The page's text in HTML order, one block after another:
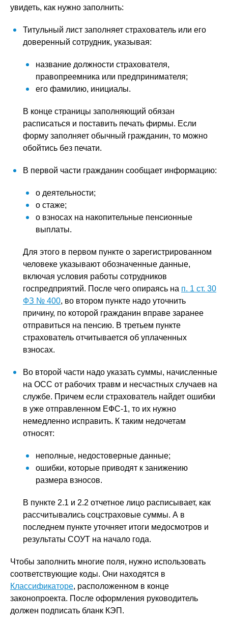
увидеть, как нужно заполнить:
Титульный лист заполняет страхователь или его
доверенный сотрудник, указывая:
название должности страхователя,
правопреемника или предпринимателя;
его фамилию, инициалы.
В конце страницы заполняющий обязан
расписаться и поставить печать фирмы. Если
форму заполняет обычный гражданин, то можно
обойтись без печати.
В первой части гражданин сообщает информацию:
о деятельности;
о стаже;
о взносах на накопительные пенсионные
выплаты.
Для этого в первом пункте о зарегистрированном
человеке указывают обозначенные данные,
включая условия работы сотрудников
госпредприятий. После чего опираясь на п. 1 ст. 30
ФЗ № 400, во втором пункте надо уточнить
причину, по которой гражданин вправе заранее
отправиться на пенсию. В третьем пункте
страхователь отчитывается об уплаченных
взносах.
Во второй части надо указать суммы, начисленные
на ОСС от рабочих травм и несчастных случаев на
службе. Причем если страхователь найдет ошибки
в уже отправленном ЕФС-1, то их нужно
немедленно исправить. К таким недочетам
относят:
неполные, недостоверные данные;
ошибки, которые приводят к занижению
размера взносов.
В пункте 2.1 и 2.2 отчетное лицо расписывает, как
рассчитывались соцстраховые суммы. А в
последнем пункте уточняет итоги медосмотров и
результаты СОУТ на начало года.
Чтобы заполнить многие поля, нужно использовать
соответствующие коды. Они находятся в
Классификаторе, расположенном в конце
законопроекта. После оформления руководитель
должен подписать бланк КЭП.